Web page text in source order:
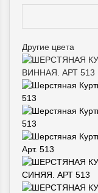
Другие цвета